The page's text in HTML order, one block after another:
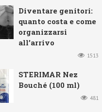
Diventare genitori:
quanto costa e come
organizzarsi
all’arrivo
1513
STERIMAR Nez
Bouché (100 ml)
481